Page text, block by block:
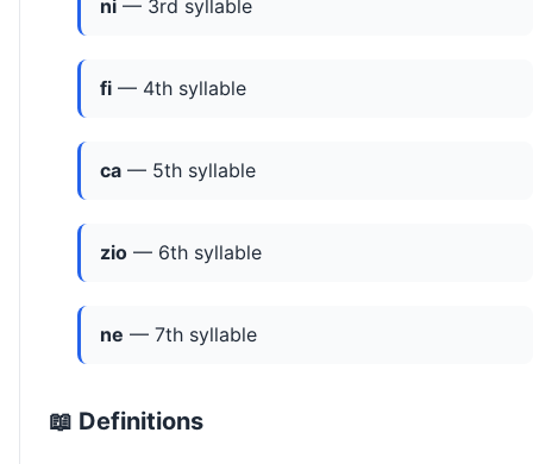
ni — 3rd syllable
fi — 4th syllable
ca — 5th syllable
zio — 6th syllable
ne — 7th syllable
📖 Definitions